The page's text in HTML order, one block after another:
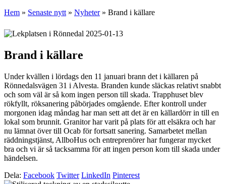
Hem » Senaste nytt » Nyheter» Brand i källare
2025-01-13
Brand i källare
Under kvällen i lördags den 11 januari brann det i källaren på
Rönnedalsvägen 31 i Alvesta. Branden kunde släckas relativt snabbt
och som väl är så kom ingen person till skada. Trapphuset blev
rökfyllt, röksanering påbörjades omgående. Efter kontroll under
morgonen idag måndag har man sett att det är en källardörr in till en
lokal som brunnit. Granitor har varit på plats för att elsäkra och har
nu lämnat över till Ocab för fortsatt sanering. Samarbetet mellan
räddningstjänst, AllboHus och entreprenörer har fungerar mycket
bra och vi är så tacksamma för att ingen person kom till skada under
händelsen.
Dela: Facebook Twitter LinkedIn Pinterest